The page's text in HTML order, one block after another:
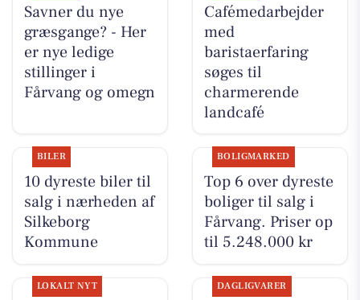
Savner du nye
græsgange? - Her
er nye ledige
stillinger i
Fårvang og omegn
Cafémedarbejder
med
baristaerfaring
søges til
charmerende
landcafé
BILER
10 dyreste biler til
salg i nærheden af
Silkeborg
Kommune
BOLIGMARKED
Top 6 over dyreste
boliger til salg i
Fårvang. Priser op
til 5.248.000 kr
LOKALT NYT DAGLIGVARER